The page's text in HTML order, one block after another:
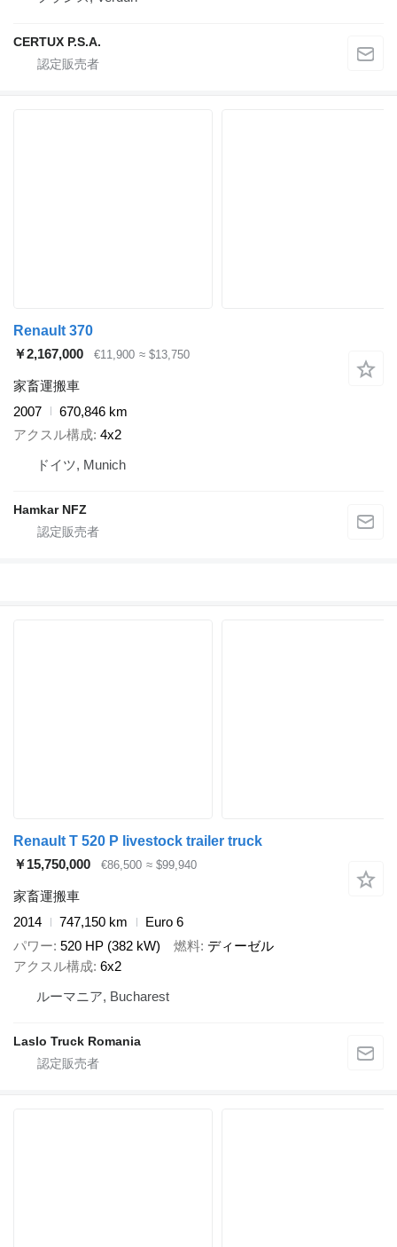
CERTUX P.S.A.
Renault 370
￥2,167,000
€11,900 ≈ $13,750
家畜運搬車
2007
670,846 km
アクスル構成 4x2
ドイツ, Munich
Hamkar NFZ
Renault T 520 P livestock trailer truck
￥15,750,000
€86,500 ≈ $99,940
家畜運搬車
2014
747,150 km
Euro 6
パワー 520 HP (382 kW) 燃料 ディーゼル
アクスル構成 6x2
ルーマニア, Bucharest
Laslo Truck Romania